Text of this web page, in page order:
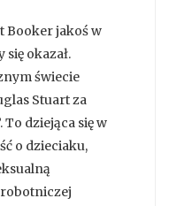
Booker jakoś w
okazał.
świecie
Stuart za
To dziejąca się w
o dzieciaku,